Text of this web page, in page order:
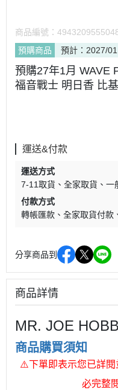
商品編號：
預購商品
預計：2027/
預購27年1月 WAVE
福音戰士 明日香 比
運送&付款
運送方式
7-11取貨
全家取貨
一
付款方式
轉帳匯款
全家取貨付款
分享商品到
商品詳情
MR. JOE
商品購買須知
⚠下單即表示您已詳
必完整